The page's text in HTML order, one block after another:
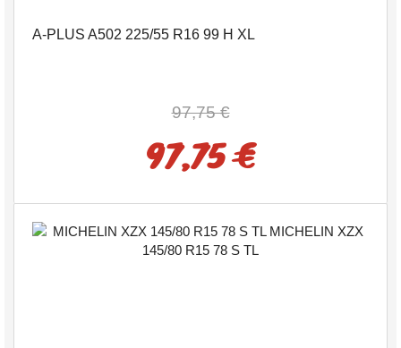
A-PLUS A502 225/55 R16 99 H XL
97,75 €
97,75 €